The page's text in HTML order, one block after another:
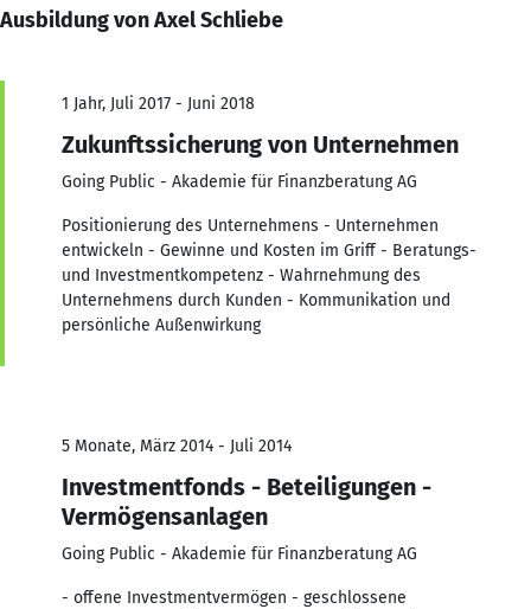
Ausbildung von Axel Schliebe
1 Jahr, Juli 2017 - Juni 2018
Zukunftssicherung von Unternehmen
Going Public - Akademie für Finanzberatung AG
Positionierung des Unternehmens - Unternehmen
entwickeln - Gewinne und Kosten im Griff - Beratungs-
und Investmentkompetenz - Wahrnehmung des
Unternehmens durch Kunden - Kommunikation und
persönliche Außenwirkung
5 Monate, März 2014 - Juli 2014
Investmentfonds - Beteiligungen -
Vermögensanlagen
Going Public - Akademie für Finanzberatung AG
- offene Investmentvermögen - geschlossene